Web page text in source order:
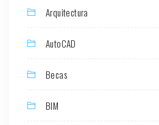
Arquitectura
AutoCAD
Becas
BIM